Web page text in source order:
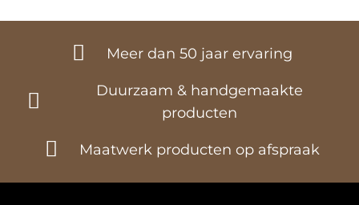
Meer dan 50 jaar ervaring
Duurzaam & handgemaakte
producten
Maatwerk producten op afspraak